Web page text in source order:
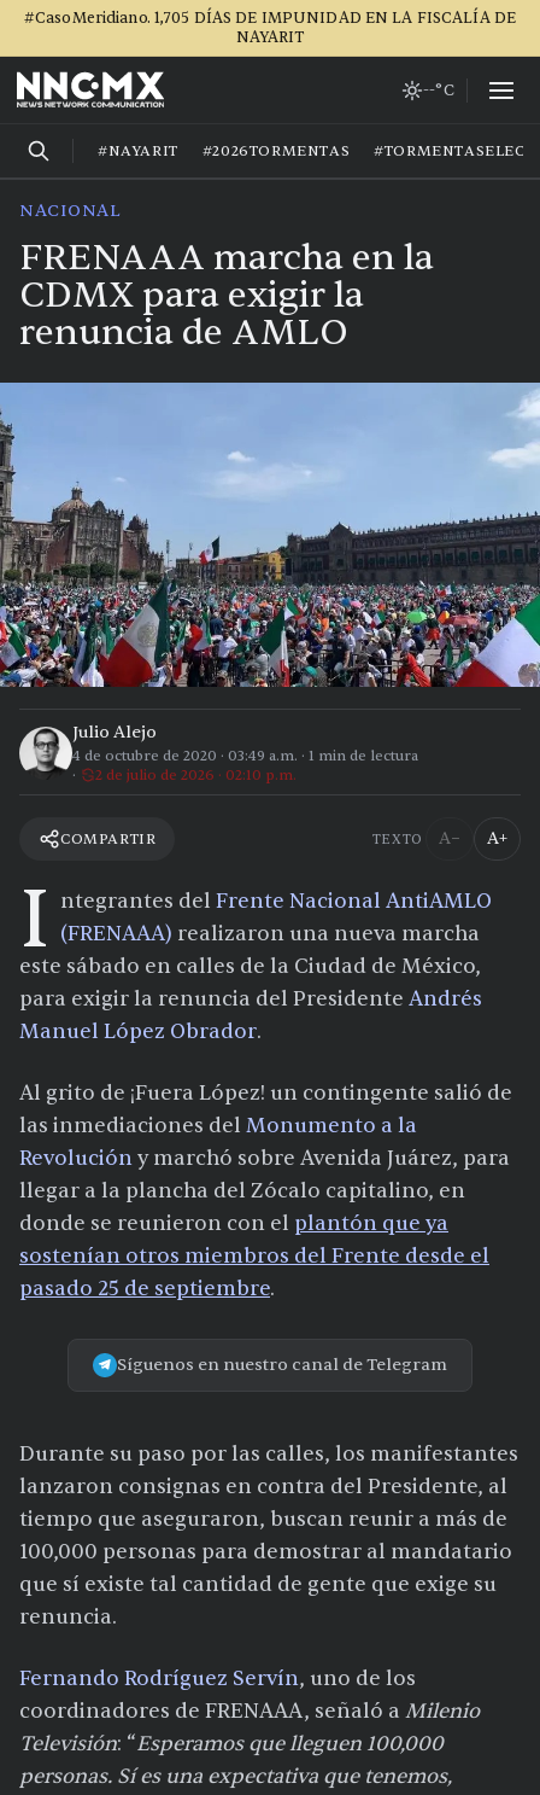
#CasoMeridiano. 1,705 DÍAS DE IMPUNIDAD EN LA FISCALÍA DE
NAYARIT
--°C
#NAYARIT #2026TORMENTAS
NACIONAL
FRENAAA marcha en la
CDMX para exigir la
renuncia de AMLO
Julio Alejo
4 de octubre de 2020 · 03:49 a.m. · 1 min de lectura
2 de julio de 2026 · 02:10 p.m.
COMPARTIR TEXTO A− A+
I ntegrantes del Frente Nacional AntiAMLO
(FRENAAA) realizaron una nueva marcha
este sábado en calles de la Ciudad de México,
para exigir la renuncia del Presidente Andrés
Manuel López Obrador.
Al grito de ¡Fuera López! un contingente salió de
las inmediaciones del Monumento a la
Revolucióny marchó sobre Avenida Juárez, para
llegar a la plancha del Zócalo capitalino, en
donde se reunieron con el plantón que ya
sostenían otros miembros del Frente desde el
pasado 25 de septiembre.
Síguenos en nuestro canal de Telegram
Durante su paso por las calles, los manifestantes
lanzaron consignas en contra del Presidente, al
tiempo que aseguraron, buscan reunir a más de
100,000 personas para demostrar al mandatario
que sí existe tal cantidad de gente que exige su
renuncia.
Fernando Rodríguez Servín, uno de los
coordinadores de FRENAAA, señaló a Milenio
Televisión: “Esperamos que lleguen 100,000
personas. Sí es una expectativa que tenemos,